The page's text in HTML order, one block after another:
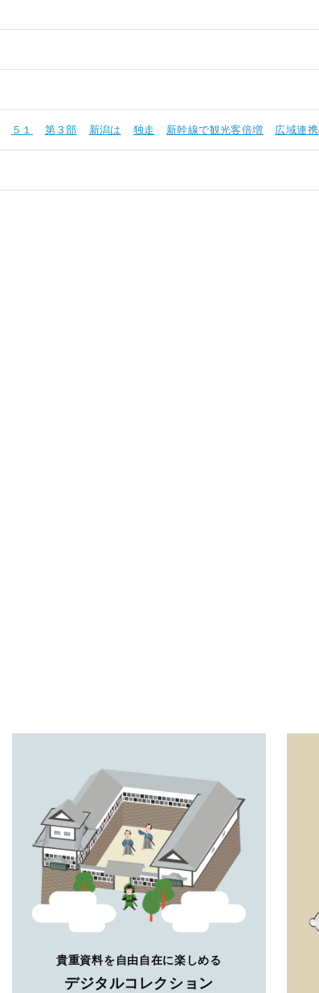
５１ 第３部 新潟は 独走 新幹線で観光客倍増 広域連
貴重資料を自由自在に楽しめる
デジタルコレクション